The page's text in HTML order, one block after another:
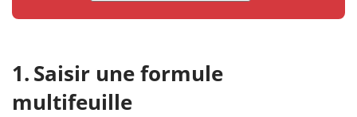
Saisir une formule
multifeuille